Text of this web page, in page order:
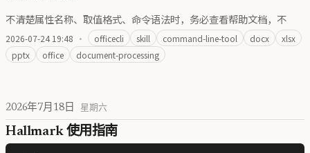
不清楚属性名称、取值格式、命令语法时，务必查看帮助文档，不
2026-07-24 19:48 · officecli skill command-line-tool docx
xlsx
pptx
office document-processing
2026年7月18日 星期六
Hallmark 使用指南